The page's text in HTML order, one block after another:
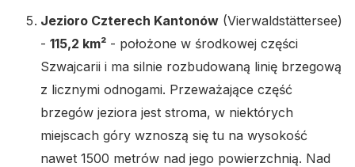
Jezioro Czterech Kantonów (Vierwaldstättersee)
- 115,2 km² - położone w środkowej części
Szwajcarii i ma silnie rozbudowaną linię brzegową
z licznymi odnogami. Przeważające część
brzegów jeziora jest stroma, w niektórych
miejscach góry wznoszą się tu na wysokość
nawet 1500 metrów nad jego powierzchnią. Nad